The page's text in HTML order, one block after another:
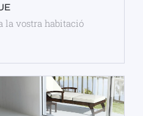
la vostra habitació